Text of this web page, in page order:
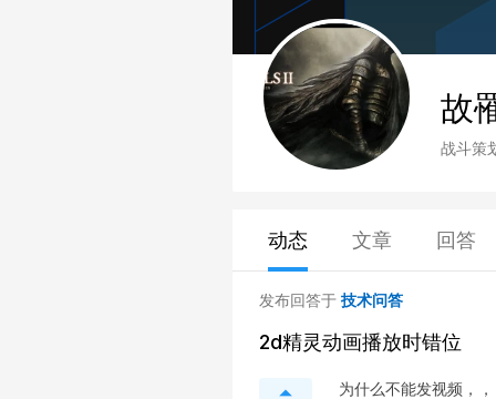
故
战斗策
动态 文章 回答
发布回答于 技术问答
2d精灵动画播放时错位
为什么不能发视频，，